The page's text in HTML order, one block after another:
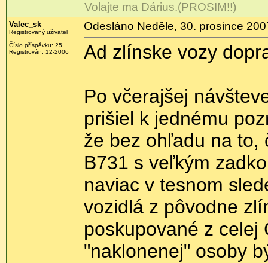
Volajte ma Dárius.(PROSIM!!)
Valec_sk
Registrovaný uživatel
Číslo příspěvku: 25
Registrován: 12-2006
Odesláno Neděle, 30. prosince
Ad zlínske vozy
Po včerajšej
prišiel k jednému
že bez ohľadu na to,
B731 s veľkým
naviac v tesnom
vozidlá z pôvodne
poskupované z celej
"naklonenej" osoby